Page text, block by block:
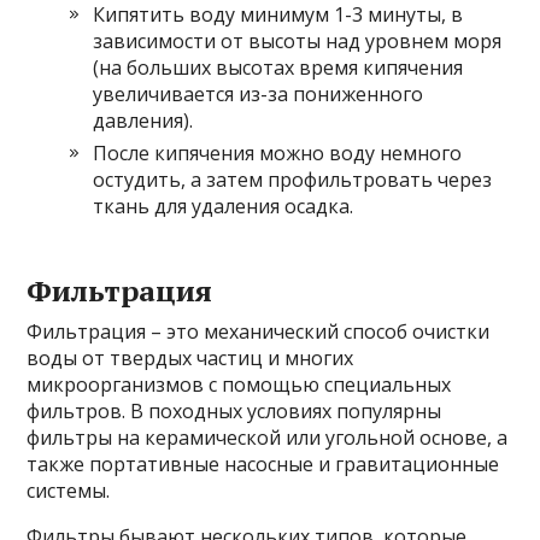
Кипятить воду минимум 1-3 минуты, в
зависимости от высоты над уровнем моря
(на больших высотах время кипячения
увеличивается из-за пониженного
давления).
После кипячения можно воду немного
остудить, а затем профильтровать через
ткань для удаления осадка.
Фильтрация
Фильтрация – это механический способ очистки
воды от твердых частиц и многих
микроорганизмов с помощью специальных
фильтров. В походных условиях популярны
фильтры на керамической или угольной основе, а
также портативные насосные и гравитационные
системы.